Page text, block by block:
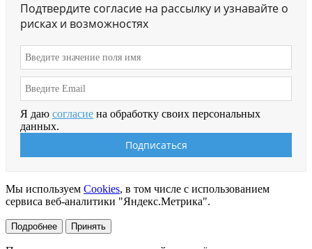
Подтвердите согласие на рассылку и узнавайте о
рисках и возможностях
Я даю согласие на обработку своих персональных
данных.
Мы используем Cookies, в том числе с использованием
сервиса веб-аналитики "Яндекс.Метрика".
Подробнее Принять